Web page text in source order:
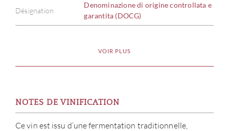
Désignation
Denominazione di origine controllata e
garantita (DOCG)
VOIR PLUS
NOTES DE VINIFICATION
Ce vin est issu d’une fermentation traditionnelle,